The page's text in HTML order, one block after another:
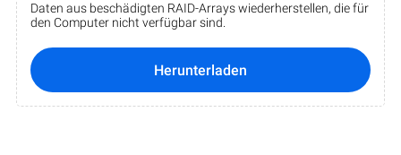
Daten aus beschädigten RAID-Arrays wiederherstellen, die für
den Computer nicht verfügbar sind.
Herunterladen